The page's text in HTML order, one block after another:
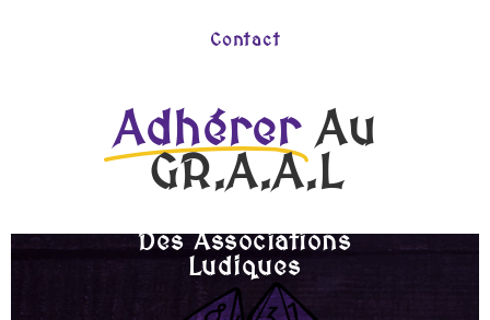
Contact
Adhérer Au
GR.A.A.L
Des Associations
Ludiques